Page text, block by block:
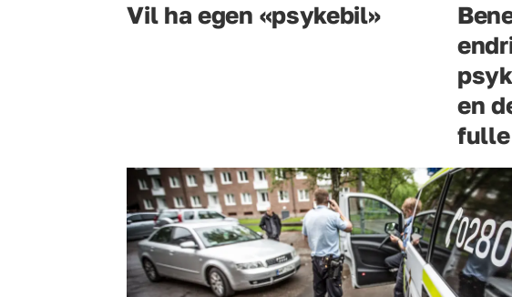
Vil ha egen «psykebil»
en
fulle